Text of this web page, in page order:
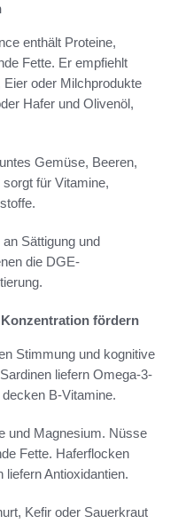
enthält Proteine,
Fette. Er empfiehlt
oder Milchprodukte
Hafer und Olivenöl,
Gemüse, Beeren,
für Vitamine,
Sättigung und
die DGE-
fördern
Stimmung und kognitive
liefern Omega-3-
B-Vitamine.
und Magnesium. Nüsse
Fette. Haferflocken
Antioxidantien.
Kefir oder Sauerkraut